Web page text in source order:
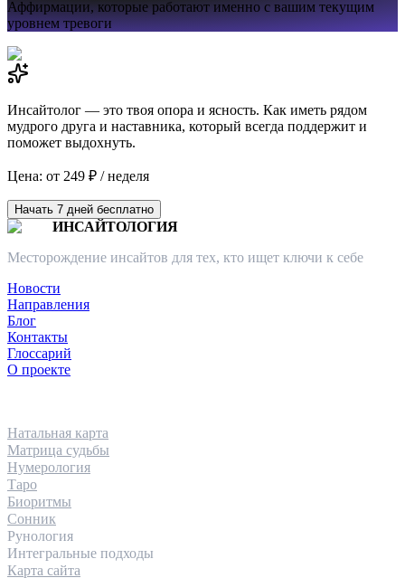
Аффирмации,которые работают именно с вашим текущим
уровнем тревоги
Инсайтолог — это твоя опора и ясность. Как иметь рядом
мудрого друга и наставника, который всегда поддержит и
поможет выдохнуть.
Цена: от 249 ₽ / неделя
Начать 7 дней бесплатно
ИНСАЙТОЛОГИЯ
Месторождение инсайтов для тех, кто ищет ключи к себе
Новости
Направления
Блог
Контакты
Глоссарий
О проекте
Натальная карта
Матрица судьбы
Нумерология
Таро
Биоритмы
Сонник
Рунология
Интегральные подходы
Карта сайта